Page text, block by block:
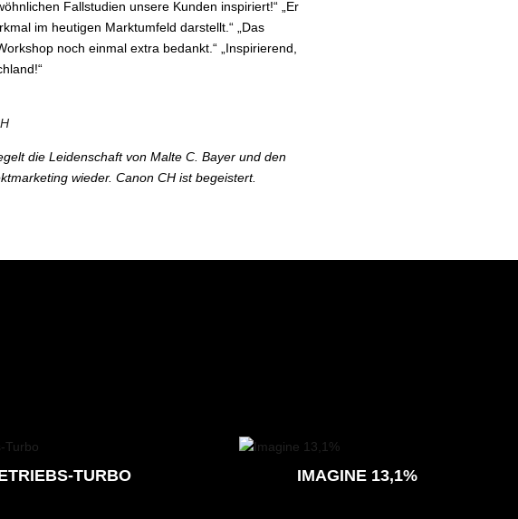
Fallstudien unsere Kunden inspiriert!“ „Er
im heutigen Marktumfeld darstellt.“ „Das
noch einmal extra bedankt.“ „Inspirierend,
die Leidenschaft von Malte C. Bayer und den
wieder. Canon CH ist begeistert.
TURBO IMAGINE 13,1%